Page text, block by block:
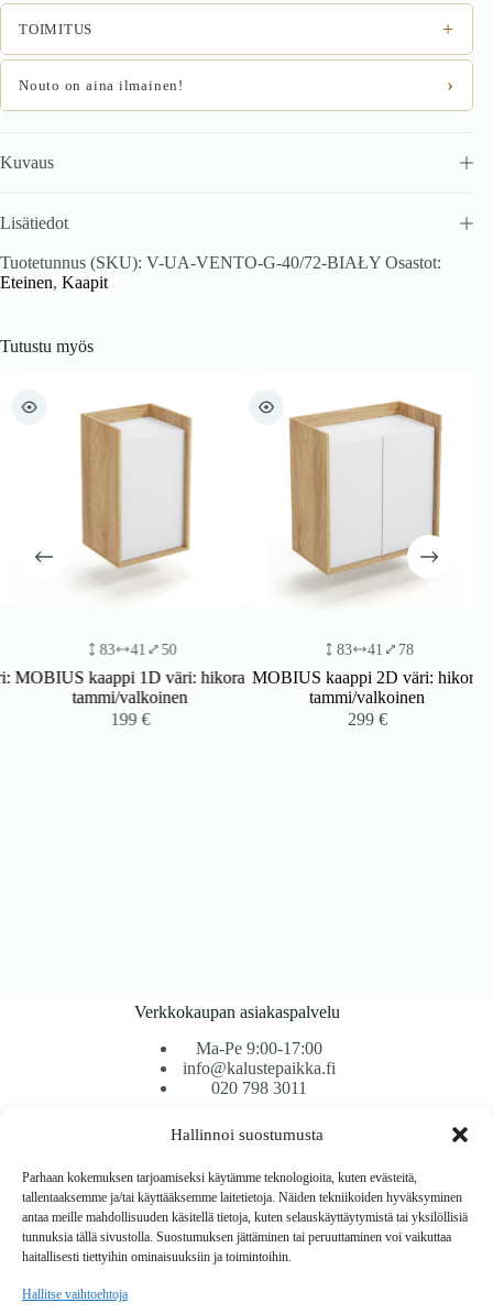
Hallinnoi suostumusta
Parhaan kokemuksen tarjoamiseksi käytämme teknologioita, kuten evästeitä,
tallentaaksemme ja/tai käyttääksemme laitetietoja. Näiden tekniikoiden hyväksyminen
antaa meille mahdollisuuden käsitellä tietoja, kuten selauskäyttäytymistä tai yksilöllisiä
tunnuksia tällä sivustolla. Suostumuksen jättäminen tai peruuttaminen voi vaikuttaa
haitallisesti tiettyihin ominaisuuksiin ja toimintoihin.
Hallitse vaihtoehtoja
TOIMITUS +
Nouto on aina ilmainen! ›
Kuvaus
Lisätiedot
Tuotetunnus (SKU): V-UA-VENTO-G-40/72-BIAŁY Osastot:
Eteinen, Kaapit
Tutustu myös
83 41 50
MOBIUS kaappi 1D väri: hikora
tammi/valkoinen
199€
83 41 78
MOBIUS kaappi 2D väri: hikora
tammi/valkoinen
299€
Verkkokaupan asiakaspalvelu
Ma-Pe 9:00-17:00
info@kalustepaikka.fi
020 798 3011
Tavarantoimitus / Maksutavat
Toimitustavat
Maksutavat
Vaihto ja palautus
Reklamaatiot